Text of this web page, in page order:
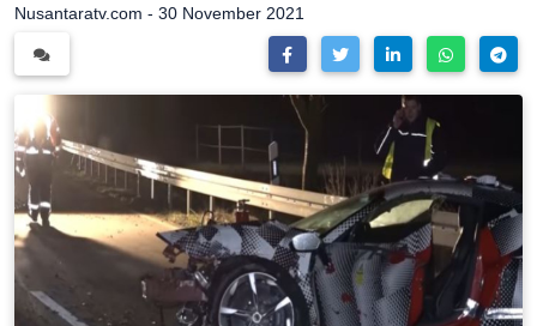
Nusantaratv.com - 30 November 2021